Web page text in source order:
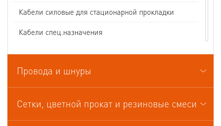
Кабели силовые для стационарной прокладки
Кабели спец.назначения
Кабели судовые
Кабели термоэлектродные
Провода и шнуры
Сетки, цветной прокат и резиновые смеси